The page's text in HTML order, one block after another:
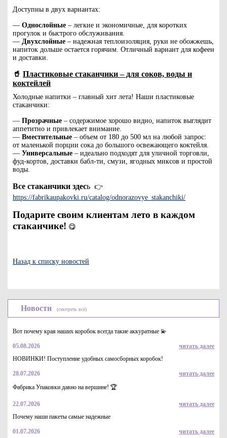
Доступны в двух вариантах:
— Однослойные – легкие и экономичные, для коротких
прогулок и быстрого обслуживания.
— Двухслойные – надежная теплоизоляция, руки не обожжешь,
напиток дольше остается горячим. Отличный вариант для кофеен
и доставки.
🥤 Пластиковые стаканчики – для соков, воды и
коктейлей
Холодные напитки – главный хит лета! Наши пластиковые
стаканчики:
— Прозрачные – содержимое хорошо видно, напиток выглядит
аппетитно и привлекает внимание.
— Вместительные – объем от 180 до 500 мл на любой запрос:
от маленькой порции сока до большого освежающего коктейля.
— Универсальные – идеально подходят для уличной торговли,
фуд-кортов, доставки бабл-ти, смузи, ягодных миксов и простой
воды.
Все стаканчики здесь 👉
https://fabrikaupakovki.ru/catalog/odnorazovye_stakanchiki/
Подарите своим клиентам лето в каждом
стаканчике! 😋
Назад к списку новостей
Новости (смотреть всё)
Вот почему края наших коробок всегда такие аккуратные 💫
05.08.2026
читать далее
НОВИНКИ! Поступление удобных самосборных коробок!
28.07.2026
читать далее
Фабрика Упаковки давно на вершине! 🏆
22.07.2026
читать далее
Почему наши пакеты самые надежные
01.07.2026
читать далее